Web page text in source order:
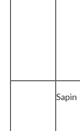
Sapin